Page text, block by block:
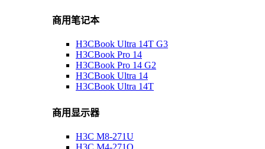
商用笔记本
H3CBook Ultra 14T G3
H3CBook Pro 14
H3CBook Pro 14 G2
H3CBook Ultra 14
H3CBook Ultra 14T
商用显示器
H3C M8-271U
H3C M4-271Q